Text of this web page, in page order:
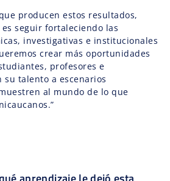
producen estos resultados,
seguir fortaleciendo las
investigativas e institucionales
crear más oportunidades
profesores e
su talento a escenarios
al mundo de lo que